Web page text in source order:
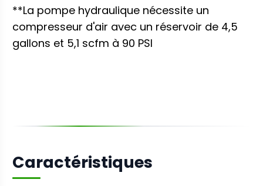
**La pompe hydraulique nécessite un
compresseur d'air avec un réservoir de 4,5
gallons et 5,1 scfm à 90 PSI
Caractéristiques